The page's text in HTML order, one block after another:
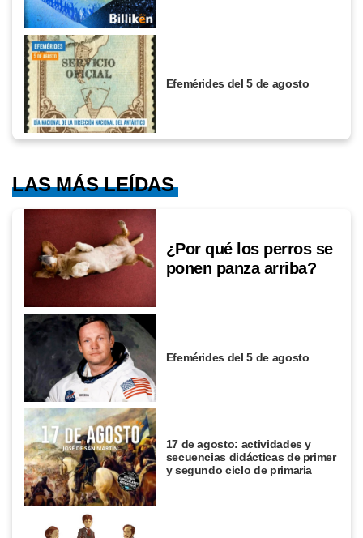
Efemérides del 5 de agosto
LAS MÁS LEÍDAS
¿Por qué los perros se
ponen panza arriba?
Efemérides del 5 de agosto
17 de agosto: actividades y
secuencias didácticas de primer
y segundo ciclo de primaria